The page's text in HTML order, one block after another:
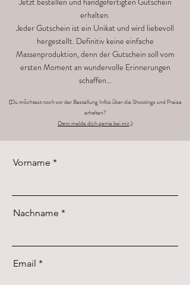
erhalten.
Jeder Gutschein ist ein Unikat und wird liebevoll
hergestellt. Definitiv keine einfache
Massenproduktion, denn der Gutschein soll vom
ersten Moment an wundervolle Erinnerungen
schaffen...
(Du möchtest noch vor der Bestellung Infos über die Shootings und Preise
erhalten?
Dann melde dich gerne bei mir.)
Vorname
Nachname
Email